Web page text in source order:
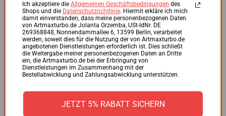
BMW 125d
BMW 220d
BMW 225d
BMW 318d
BMW 320d
BMW 330d
BMW 335d
BMW 518d
BMW 520d
BMW 530d
Ich akzeptiere die Allgemeinen Geschäftsbedingungen des
Shops und die Datenschutzrichtlinie. Hiermit erkläre ich mich
damit einverstanden, dass meine personenbezogenen Daten
von Artmaxturbo.de Jolanta Grzemba, USt-IdNr. DE
269368848, Nonnendammallee 6, 13599 Berlin, verarbeitet
werden, soweit dies für die Nutzung der von Artmaxturbo.de
angebotenen Dienstleistungen erforderlich ist. Dies schließt
die Weitergabe meiner personenbezogenen Daten an Dritte
ein, die Artmaxturbo.de bei der Erbringung von
Dienstleistungen im Zusammenhang mit der
Bestellabwicklung und Zahlungsabwicklung unterstützen.
JETZT 5% RABATT SICHERN